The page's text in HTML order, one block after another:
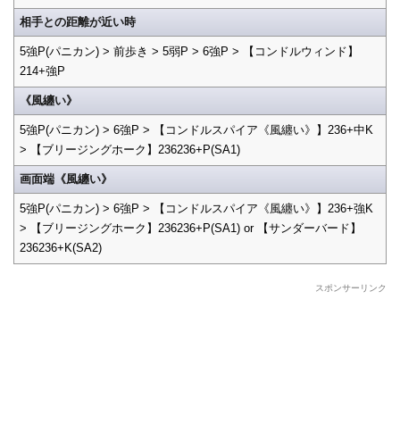
相手との距離が近い時
5強P(パニカン) > 前歩き > 5弱P > 6強P > 【コンドルウィンド】
214+強P
《風纏い》
5強P(パニカン) > 6強P > 【コンドルスパイア《風纏い》】236+中K
> 【ブリージングホーク】236236+P(SA1)
画面端《風纏い》
5強P(パニカン) > 6強P > 【コンドルスパイア《風纏い》】236+強K
> 【ブリージングホーク】236236+P(SA1) or 【サンダーバード】
236236+K(SA2)
スポンサーリンク